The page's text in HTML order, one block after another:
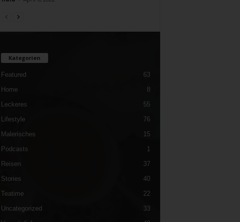
Kategorien
Featured
63
Home
8
Leckeres
55
Lifestyle
76
Malerisches
15
Podcasts
1
Reisen
37
Stories
40
Teatime
22
Uncategorized
33